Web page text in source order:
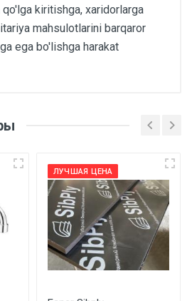
qo'lga kiritishga, xaridorlarga
mahsulotlarini barqaror
ega bo'lishga harakat
ЛУЧШАЯ ЦЕНА